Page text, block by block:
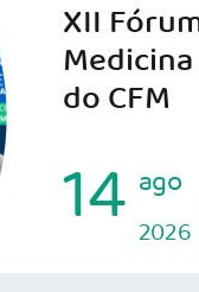
XII
do CFM
14 ago
2026